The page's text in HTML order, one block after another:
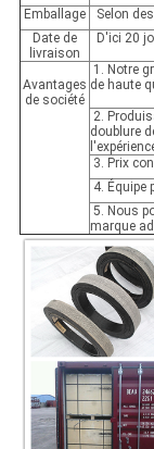
Emballage
Selon
Date de
livraison
D'ici 20
Avantages
de société
1. Notre
de haute
2.
doublure
3. Prix
4. Équipe
5. Nous
marque